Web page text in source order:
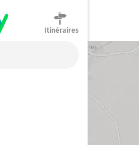
Itinéraires